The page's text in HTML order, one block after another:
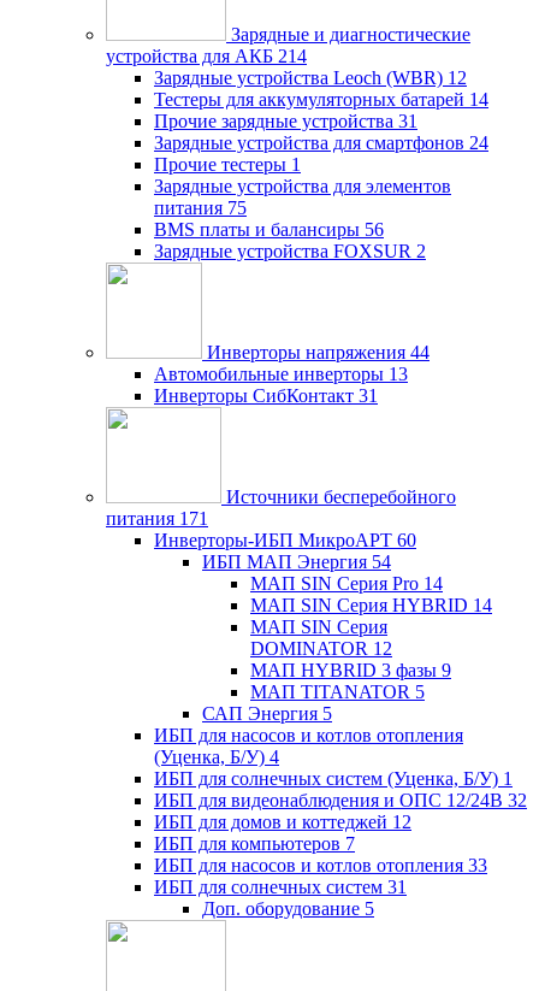
Зарядные и диагностические
устройства для АКБ 214
Зарядные устройства Leoch (WBR) 12
Тестеры для аккумуляторных батарей 14
Прочие зарядные устройства 31
Зарядные устройства для смартфонов 24
Прочие тестеры 1
Зарядные устройства для элементов
питания 75
BMS платы и балансиры 56
Зарядные устройства FOXSUR 2
Инверторы напряжения 44
Автомобильные инверторы 13
Инверторы СибКонтакт 31
Источники бесперебойного
питания 171
Инверторы-ИБП МикроАРТ 60
ИБП МАП Энергия 54
МАП SIN Серия Pro 14
МАП SIN Серия HYBRID 14
МАП SIN Серия
DOMINATOR 12
МАП HYBRID 3 фазы 9
МАП TITANATOR 5
САП Энергия 5
ИБП для насосов и котлов отопления
(Уценка, Б/У) 4
ИБП для солнечных систем (Уценка, Б/У) 1
ИБП для видеонаблюдения и ОПС 12/24В 32
ИБП для домов и коттеджей 12
ИБП для компьютеров 7
ИБП для насосов и котлов отопления 33
ИБП для солнечных систем 31
Доп. оборудование 5